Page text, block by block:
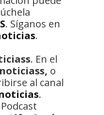
. Síganos en
.
. En el
o
al canal
.